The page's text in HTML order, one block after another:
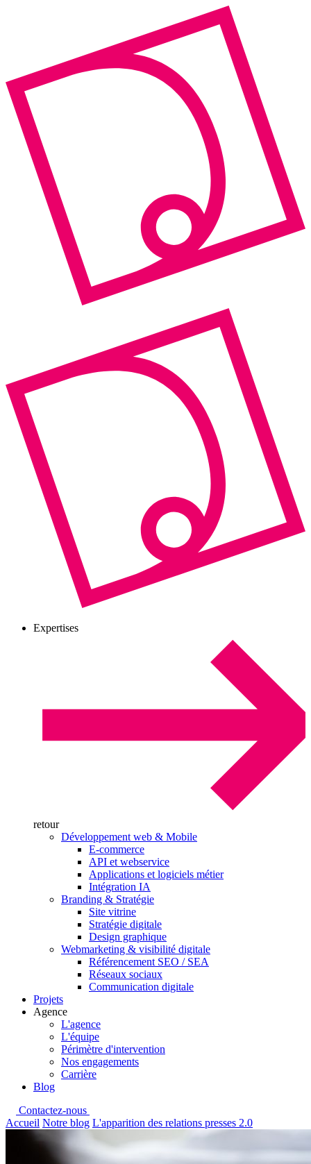
Expertises
retour
Développement web & Mobile
E-commerce
API et webservice
Applications et logiciels métier
Intégration IA
Branding & Stratégie
Site vitrine
Stratégie digitale
Design graphique
Webmarketing & visibilité digitale
Référencement SEO / SEA
Réseaux sociaux
Communication digitale
Projets
Agence
L'agence
L'équipe
Périmètre d'intervention
Nos engagements
Carrière
Blog
Contactez-nous
Accueil Notre blog L'apparition des relations presses 2.0